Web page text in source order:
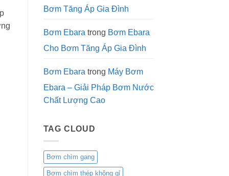
Bơm Tăng Áp Gia Đình
Bơm Ebara trong Bơm Ebara
Cho Bơm Tăng Áp Gia Đình
Bơm Ebara trong Máy Bơm
Ebara – Giải Pháp Bơm Nước
Chất Lượng Cao
TAG CLOUD
Bơm chìm gang
Bơm chìm thép không gỉ